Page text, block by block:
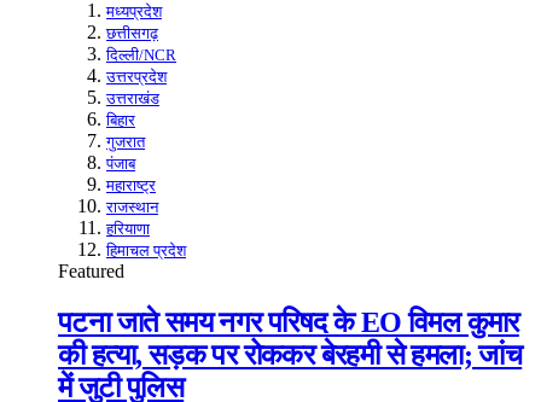
मध्यप्रदेश
छत्तीसगढ़
दिल्ली/NCR
उत्तरप्रदेश
उत्तराखंड
बिहार
गुजरात
पंजाब
महाराष्ट्र
राजस्थान
हरियाणा
हिमाचल प्रदेश
Featured
पटना जाते समय नगर परिषद के EO विमल कुमार
की हत्या, सड़क पर रोककर बेरहमी से हमला; जांच
में जुटी पुलिस